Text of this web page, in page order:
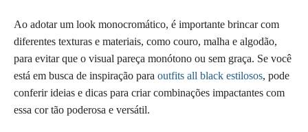
Ao adotar um look monocromático, é importante brincar com
diferentes texturas e materiais, como couro, malha e algodão,
para evitar que o visual pareça monótono ou sem graça. Se você
está em busca de inspiração para outfits all black estilosos, pode
conferir ideias e dicas para criar combinações impactantes com
essa cor tão poderosa e versátil.